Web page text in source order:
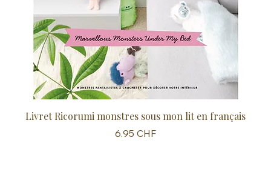
Livret Ricorumi monstres sous mon lit en français
Prix
6.95 CHF